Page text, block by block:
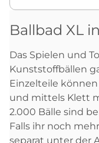
Ballbad XL
Das Spielen und
Kunststoffbällen
Einzelteile
und mittels Klett
2.000 Bälle sind
Falls ihr noch
separat unter der